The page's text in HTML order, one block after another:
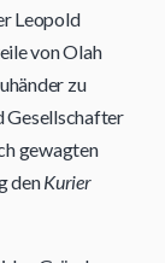
Leopold
von Olah
zu
Gesellschafter
gewagten
denKurier